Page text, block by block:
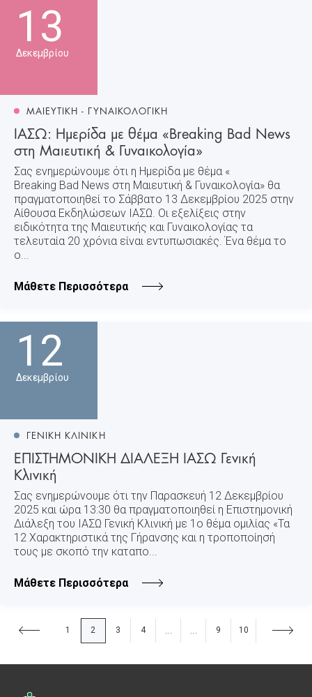
13
Δεκεμβρίου
ΜΑΙΕΥΤΙΚΗ - ΓΥΝΑΙΚΟΛΟΓΙΚΗ
ΙΑΣΩ: Ημερίδα με θέμα «Breaking Bad News
στη Μαιευτική & Γυναικολογία»
Σας ενημερώνουμε ότι η Ημερίδα με θέμα «
Breaking Bad News στη Μαιευτική & Γυναικολογία» θα
πραγματοποιηθεί το Σάββατο 13 Δεκεμβρίου 2025 στην
Αίθουσα Εκδηλώσεων ΙΑΣΩ. Οι εξελίξεις στην
ειδικότητα της Μαιευτικής και Γυναικολογίας τα
τελευταία 20 χρόνια είναι εντυπωσιακές. Ένα θέμα το
ο...
Μάθετε Περισσότερα
12
Δεκεμβρίου
ΓΕΝΙΚΗ ΚΛΙΝΙΚΗ
ΕΠΙΣΤΗΜΟΝΙΚΗ ΔΙΑΛΕΞΗ ΙΑΣΩ Γενική
Κλινική
Σας ενημερώνουμε ότι την Παρασκευή 12 Δεκεμβρίου
2025 και ώρα 13:30 θα πραγματοποιηθεί η Επιστημονική
Διάλεξη του ΙΑΣΩ Γενική Κλινική με 1ο θέμα ομιλίας «Τα
12 Χαρακτηριστικά της Γήρανσης και η τροποποίησή
τους με σκοπό την καταπο...
Μάθετε Περισσότερα
1 2 3 4 ... ... 9 10